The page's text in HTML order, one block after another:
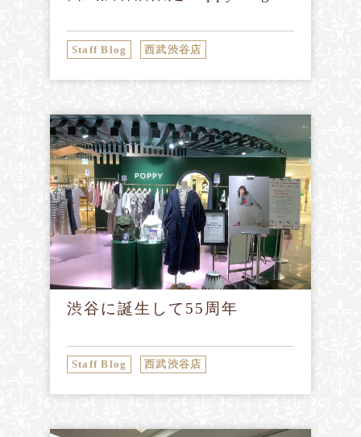
Staff Blog 西武渋谷店
渋谷に誕生して55周年
Staff Blog 西武渋谷店